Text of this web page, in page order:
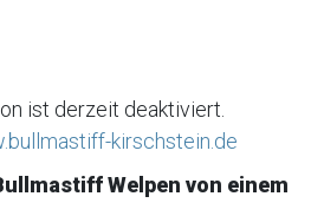
ist derzeit deaktiviert.
kirschstein.de
Welpen von einem